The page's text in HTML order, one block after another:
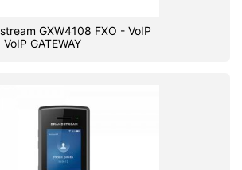
GXW4108 FXO - VoIP
GATEWAY